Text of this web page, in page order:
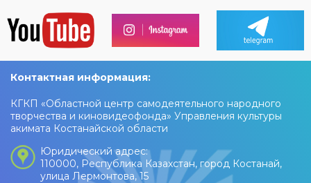
Контактная информация:
КГКП «Областной центр самодеятельного народного
творчества и киновидеофонда» Управления культуры
акимата Костанайской области
Юридический адрес:
110000, Республика Казахстан, город Костанай,
улица Лермонтова, 15